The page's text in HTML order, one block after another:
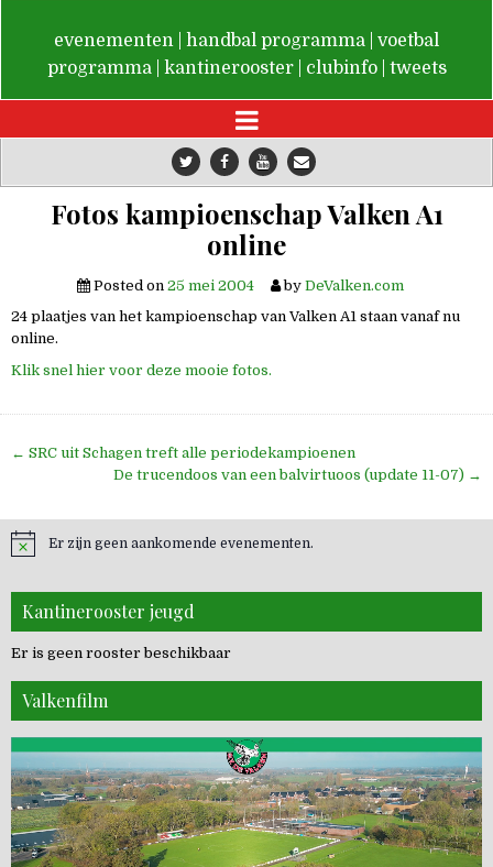
De Valken
evenementen handbal programma
voetbal
programma
kantinerooster clubinfo tweets
Fotos kampioenschap Valken A1
online
Posted on 25 mei 2004 by DeValken.com
24 plaatjes van het kampioenschap van Valken A1 staan vanaf nu
online.
Klik snel hier voor deze mooie fotos.
Bericht
navigatie
← SRC uit Schagen treft alle periodekampioenen
De trucendoos van een balvirtuoos (update 11-07) →
Er zijn geen aankomende evenementen.
Kantinerooster jeugd
Er is geen rooster beschikbaar
Valkenfilm